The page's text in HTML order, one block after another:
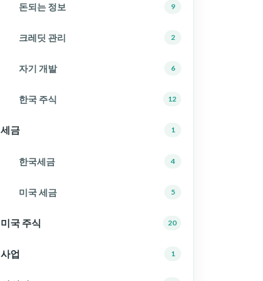
돈되는 정보 9
크레딧 관리 2
자기 개발 6
한국 주식 12
세금 1
한국세금 4
미국 세금 5
미국 주식 20
사업 1